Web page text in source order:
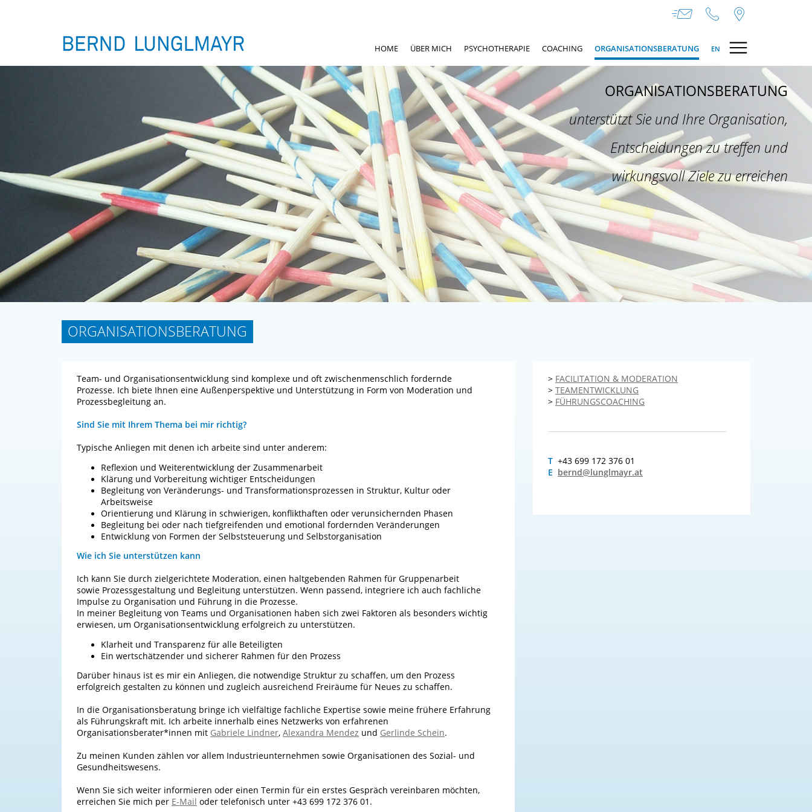
HOME ÜBER MICH PSYCHOTHERAPIE COACHING ORGANISATIONSBERATUNG EN
ORGANISATIONSBERATUNG
unterstützt Sie und Ihre Organisation,
Entscheidungen zu treffen und
wirkungsvoll Ziele zu erreichen
ORGANISATIONSBERATUNG
Team- und Organisationsentwicklung sind komplexe und oft zwischenmenschlich fordernde
Prozesse. Ich biete Ihnen eine Außenperspektive und Unterstützung in Form von Moderation und
Prozessbegleitung an.
Sind Sie mit Ihrem Thema bei mir richtig?
Typische Anliegen mit denen ich arbeite sind unter anderem:
Reflexion und Weiterentwicklung der Zusammenarbeit
Klärung und Vorbereitung wichtiger Entscheidungen
Begleitung von Veränderungs- und Transformationsprozessen in Struktur, Kultur oder
Arbeitsweise
Orientierung und Klärung in schwierigen, konflikthaften oder verunsichernden Phasen
Begleitung bei oder nach tiefgreifenden und emotional fordernden Veränderungen
Entwicklung von Formen der Selbststeuerung und Selbstorganisation
Wie ich Sie unterstützen kann
Ich kann Sie durch zielgerichtete Moderation, einen haltgebenden Rahmen für Gruppenarbeit
sowie Prozessgestaltung und Begleitung unterstützen. Wenn passend, integriere ich auch fachliche
Impulse zu Organisation und Führung in die Prozesse.
In meiner Begleitung von Teams und Organisationen haben sich zwei Faktoren als besonders wichtig
erwiesen, um Organisationsentwicklung erfolgreich zu unterstützen.
Klarheit und Transparenz für alle Beteiligten
Ein wertschätzender und sicherer Rahmen für den Prozess
Darüber hinaus ist es mir ein Anliegen, die notwendige Struktur zu schaffen, um den Prozess
erfolgreich gestalten zu können und zugleich ausreichend Freiräume für Neues zu schaffen.
In die Organisationsberatung bringe ich vielfältige fachliche Expertise sowie meine frühere Erfahrung
als Führungskraft mit. Ich arbeite innerhalb eines Netzwerks von erfahrenen
Organisationsberater*innen mit Gabriele Lindner, Alexandra Mendez und Gerlinde Schein.
Zu meinen Kunden zählen vor allem Industrieunternehmen sowie Organisationen des Sozial- und
Gesundheitswesens.
Wenn Sie sich weiter informieren oder einen Termin für ein erstes Gespräch vereinbaren möchten,
erreichen Sie mich per E-Mail oder telefonisch unter +43 699 172 376 01.
> FACILITATION & MODERATION
> TEAMENTWICKLUNG
> FÜHRUNGSCOACHING
T +43 699 172 376 01
E bernd@lunglmayr.at